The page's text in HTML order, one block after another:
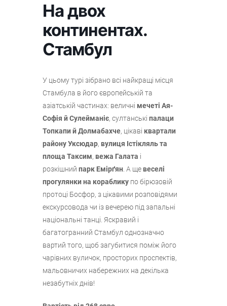
На двох
континентах.
Стамбул
У цьому турі зібрано всі найкращі місця
Стамбула в його європейській та
азіатській частинах: величні мечеті Ая-
Софія й Сулейманіє, султанські палаци
Топкапи й Долмабахче, цікаві квартали
району Уксюдар, вулиця Істікляль та
площа Таксим, вежа Галата і
розкішний парк Емірґян. А ще веселі
прогулянки на кораблику по бірюзовій
протоці Босфор, з цікавими розповідями
екскурсовода чи із вечерею під запальні
національні танці. Яскравий і
багатогранний Стамбул однозначно
вартий того, щоб загубитися поміж його
чарівних вуличок, просторих проспектів,
мальовничих набережних на декілька
незабутніх днів!